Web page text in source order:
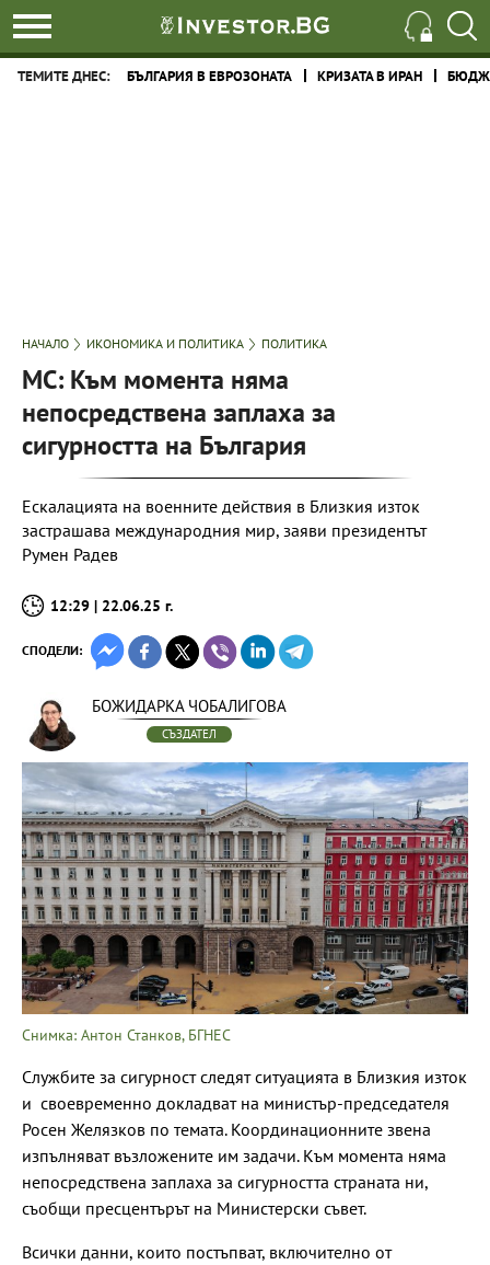
ТЕМИТЕ ДНЕС: БЪЛГАРИЯ В ЕВРОЗОНАТА КРИЗАТА В ИРАН
НАЧАЛО ИКОНОМИКА И ПОЛИТИКА ПОЛИТИКА
МС: Към момента няма
непосредствена заплаха за
сигурността на България
Ескалацията на военните действия в Близкия изток
застрашава международния мир, заяви президентът
Румен Радев
12:29 | 22.06.25 г.
СПОДЕЛИ:
БОЖИДАРКА ЧОБАЛИГОВА
СЪЗДАТЕЛ
Снимка: Антон Станков, БГНЕС
Службите за сигурност следят ситуацията в Близкия изток
и своевременно докладват на министър-председателя
Росен Желязков по темата. Координационните звена
изпълняват възложените им задачи. Към момента няма
непосредствена заплаха за сигурността страната ни,
съобщи пресцентърът на Министерски съвет.
Всички данни, които постъпват, включително от